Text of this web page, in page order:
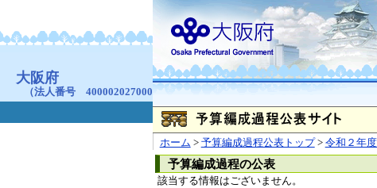
ホーム > 予算編成過程公表トップ> 令和２年
予算編成過程の公表
該当する情報はございません。
お問合せ 個人情報の取り扱いに
大阪府
（法人番号 4000020270008）
本庁 〒540-8570 大阪市中央
咲洲庁舎
〒559-8555 大阪市住之
© Copyright 2003-2026